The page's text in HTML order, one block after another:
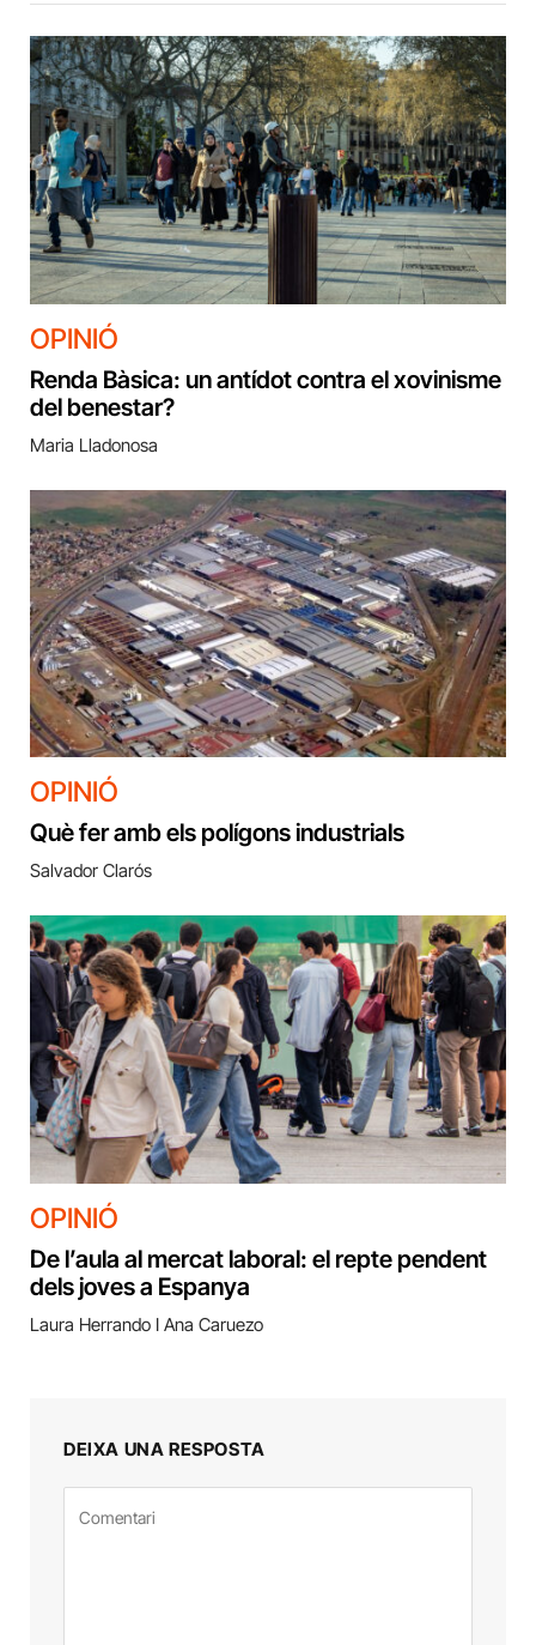
OPINIÓ
Renda Bàsica: un antídot contra el xovinisme
del benestar?
Maria Lladonosa
OPINIÓ
Què fer amb els polígons industrials
Salvador Clarós
OPINIÓ
De l’aula al mercat laboral: el repte pendent
dels joves a Espanya
Laura Herrando I Ana Caruezo
DEIXA UNA RESPOSTA